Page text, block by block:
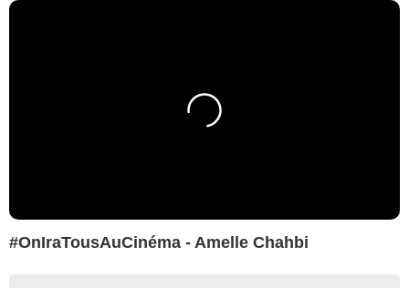
#OnIraTousAuCinéma - Amelle Chahbi